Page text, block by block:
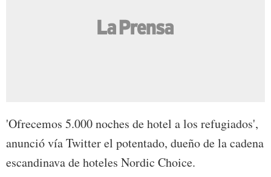
'Ofrecemos 5.000 noches de hotel a los refugiados',
anunció vía Twitter el potentado, dueño de la cadena
escandinava de hoteles Nordic Choice.